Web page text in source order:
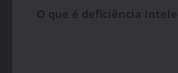
O que é deficiência